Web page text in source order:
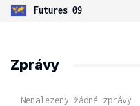
Futures 09
Zprávy
Nenalezeny žádné zprávy.